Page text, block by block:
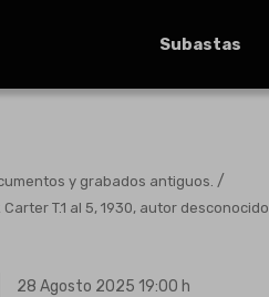
Subastas
y grabados antiguos. /
T.1 al 5, 1930, autor desconocido
28 Agosto 2025 19:00 h